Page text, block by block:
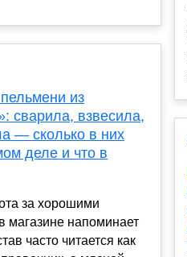
из
сварила, взвесила,
— сколько в них
деле и что в
за хорошими
магазине напоминает
часто читается как